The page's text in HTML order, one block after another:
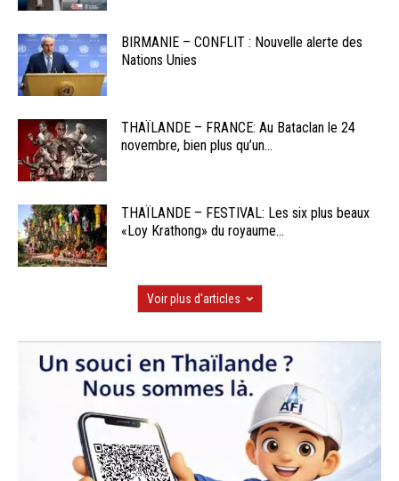
BIRMANIE – CONFLIT : Nouvelle alerte des
Nations Unies
THAÏLANDE – FRANCE: Au Bataclan le 24
novembre, bien plus qu’un...
THAÏLANDE – FESTIVAL: Les six plus beaux
«Loy Krathong» du royaume...
Voir plus d'articles